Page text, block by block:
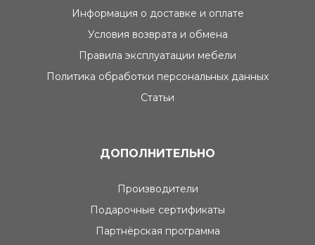
Информация о доставке и оплате
Условия возврата и обмена
Правила эксплуатации мебели
Политика обработки персональных данных
Статьи
ДОПОЛНИТЕЛЬНО
Производители
Подарочные сертификаты
Партнёрская программа